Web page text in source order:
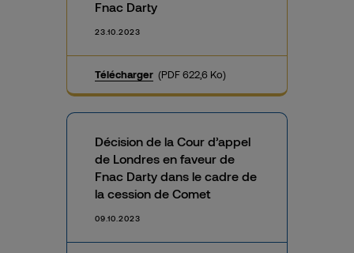
Fnac Darty
23.10.2023
Télécharger (PDF 622,6 Ko)
Décision de la Cour d’appel
de Londres en faveur de
Fnac Darty dans le cadre de
la cession de Comet
09.10.2023